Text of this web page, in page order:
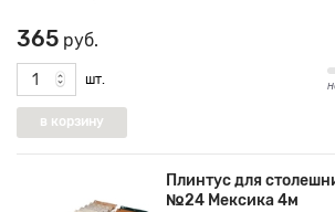
365 руб.
шт.
Плинтус для
№24 Мексика 4м